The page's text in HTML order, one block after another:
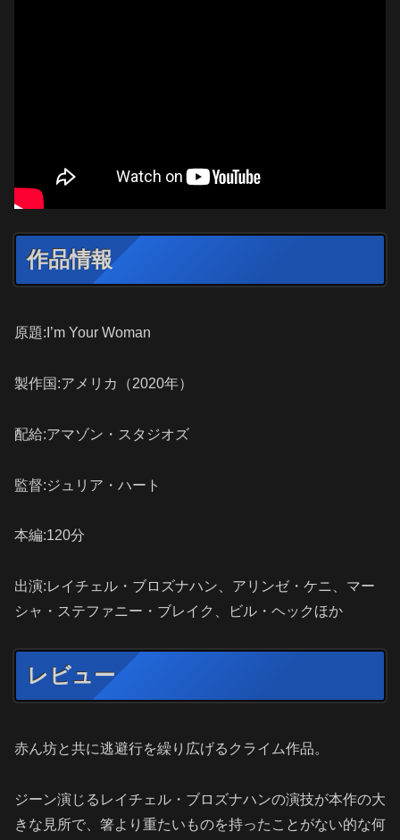
作品情報
原題:I’m Your Woman
製作国:アメリカ（2020年）
配給:アマゾン・スタジオズ
監督:ジュリア・ハート
本編:120分
出演:レイチェル・ブロズナハン、アリンゼ・ケニ、マー
シャ・ステファニー・ブレイク、ビル・ヘックほか
レビュー
赤ん坊と共に逃避行を繰り広げるクライム作品。
ジーン演じるレイチェル・ブロズナハンの演技が本作の大
きな見所で、箸より重たいものを持ったことがない的な何